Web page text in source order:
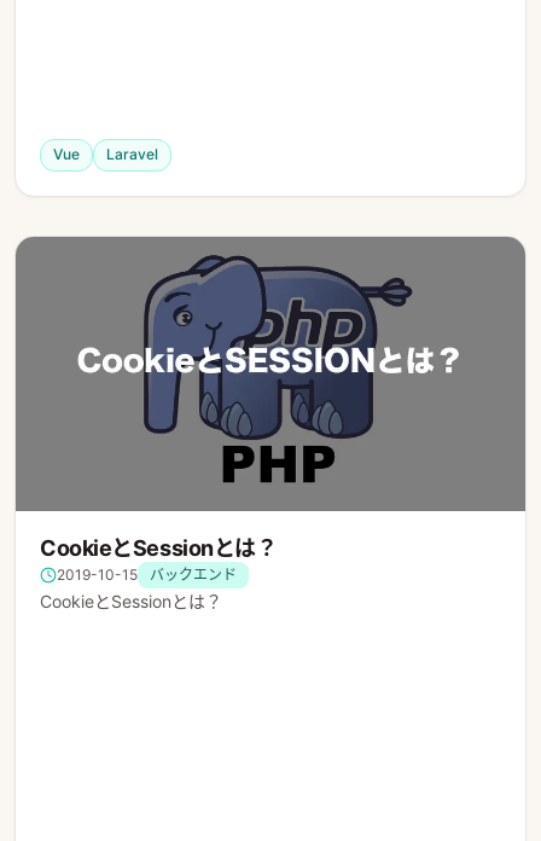
Vue Laravel
CookieとSessionとは？
2019-10-15 バックエンド
CookieとSessionとは？